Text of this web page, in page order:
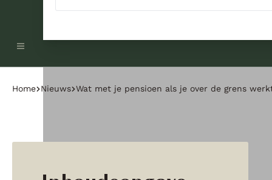
Home Nieuws Wat met je pensioen als je over de grens